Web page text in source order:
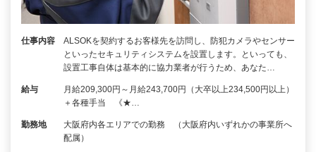
仕事内容
ALSOKを契約するお客様先を訪問し、防犯カメラやセンサー
といったセキュリティシステムを設置します。といっても、
設置工事自体は基本的に協力業者が行うため、あなた…
給与
月給209,300円～月給243,700円（大卒以上234,500円以上）
＋各種手当 《★…
勤務地
大阪府内各エリアでの勤務 （大阪府内いずれかの事業所へ
配属）